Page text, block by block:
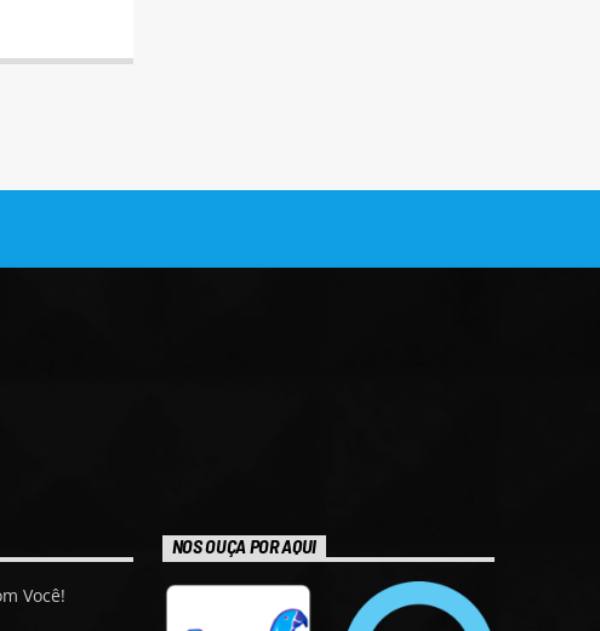
Você!
NOS OUÇA POR AQUI